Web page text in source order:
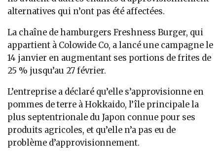
alternatives qui n’ont pas été affectées.
La chaîne de hamburgers Freshness Burger, qui
appartient à Colowide Co, a lancé une campagne le
14 janvier en augmentant ses portions de frites de
25 % jusqu’au 27 février.
L’entreprise a déclaré qu’elle s’approvisionne en
pommes de terre à Hokkaido, l’île principale la
plus septentrionale du Japon connue pour ses
produits agricoles, et qu’elle n’a pas eu de
problème d’approvisionnement.